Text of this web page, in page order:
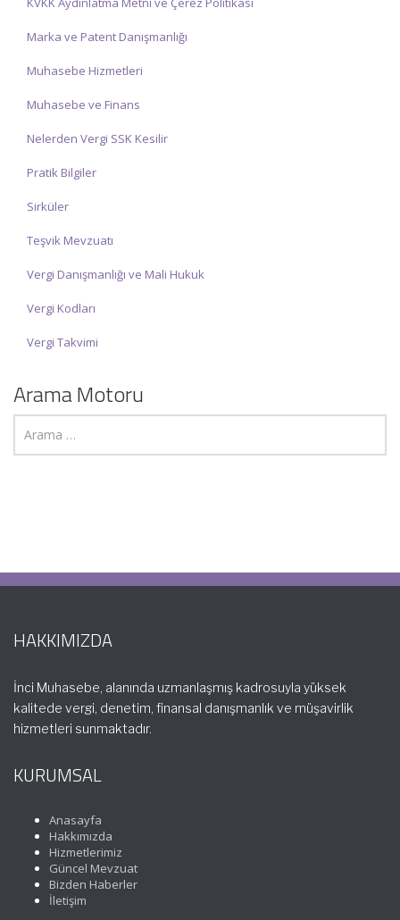
Marka ve Patent Danışmanlığı
Muhasebe Hizmetleri
Muhasebe ve Finans
Nelerden Vergi SSK Kesilir
Pratik Bilgiler
Sirküler
Teşvik Mevzuatı
Vergi Danışmanlığı ve Mali Hukuk
Vergi Kodları
Vergi Takvimi
Arama Motoru
HAKKIMIZDA
İnci Muhasebe, alanında uzmanlaşmış kadrosuyla yüksek
kalitede vergi, denetim, finansal danışmanlık ve müşavirlik
hizmetleri sunmaktadır.
KURUMSAL
Anasayfa
Hakkımızda
Hizmetlerimiz
Güncel Mevzuat
Bizden Haberler
İletişim